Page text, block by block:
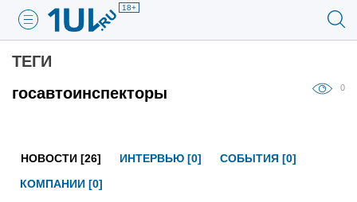
18+
ТЕГИ
госавтоинспекторы
0
НОВОСТИ [26] ИНТЕРВЬЮ [0]
СОБЫТИЯ [0]
КОМПАНИИ [0]